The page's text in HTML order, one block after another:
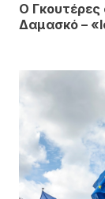
Ο
Δαμασκό –